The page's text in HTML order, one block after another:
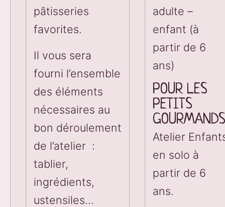
pâtisseries
favorites.
Il vous sera
fourni l’ensemble
des éléments
nécessaires au
bon déroulement
de l’atelier :
tablier,
ingrédients,
ustensiles…
adulte –
enfant (à
partir de 6
ans)
POUR LES
PETITS
GOURMANDS
Atelier
en solo à
partir de 6
ans.